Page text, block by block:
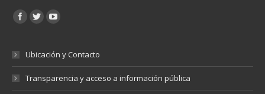
Encuéntranos en:
Ubicación y Contacto
Transparencia y acceso a información pública